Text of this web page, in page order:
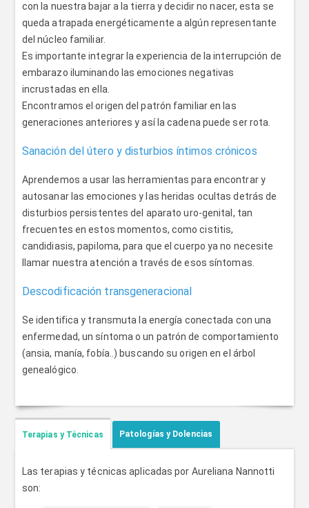
con la nuestra bajar a la tierra y decidir no nacer, esta se
queda atrapada energéticamente a algún representante
del núcleo familiar.
Es importante integrar la experiencia de la interrupción de
embarazo iluminando las emociones negativas
incrustadas en ella.
Encontramos el origen del patrón familiar en las
generaciones anteriores y así la cadena puede ser rota.
Sanación del útero y disturbios íntimos crónicos
Aprendemos a usar las herramientas para encontrar y
autosanar las emociones y las heridas ocultas detrás de
disturbios persistentes del aparato uro-genital, tan
frecuentes en estos momentos, como cistitis,
candidiasis, papiloma, para que el cuerpo ya no necesite
llamar nuestra atención a través de esos síntomas.
Descodificación transgeneracional
Se identifica y transmuta la energía conectada con una
enfermedad, un síntoma o un patrón de comportamiento
(ansia, manía, fobía..) buscando su origen en el árbol
genealógico.
Terapias y Técnicas Patologías y Dolencias
Las terapias y técnicas aplicadas por Aureliana Nannotti
son: